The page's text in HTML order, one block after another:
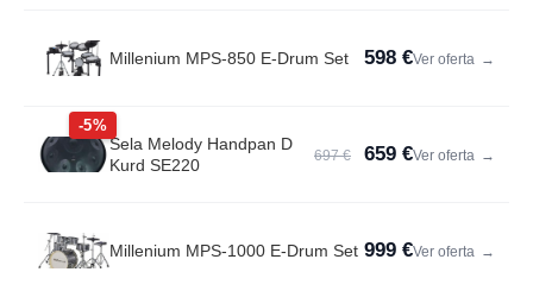
Millenium MPS-850 E-Drum Set 598 €Ver oferta →
-5%
Sela Melody Handpan D
Kurd SE220
697 € 659 €Ver oferta →
Millenium MPS-1000 E-Drum Set 999 €Ver oferta →